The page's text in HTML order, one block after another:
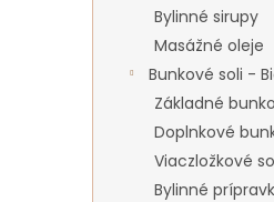
Bylinné sirupy
Masážné oleje
Bunkové soli -
Základné
Doplnkové
Viaczložkové
Bylinné